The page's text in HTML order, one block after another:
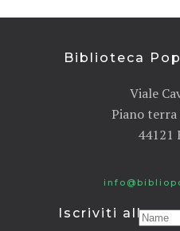
Biblioteca
Viale
Piano
44121
Iscriviti alla